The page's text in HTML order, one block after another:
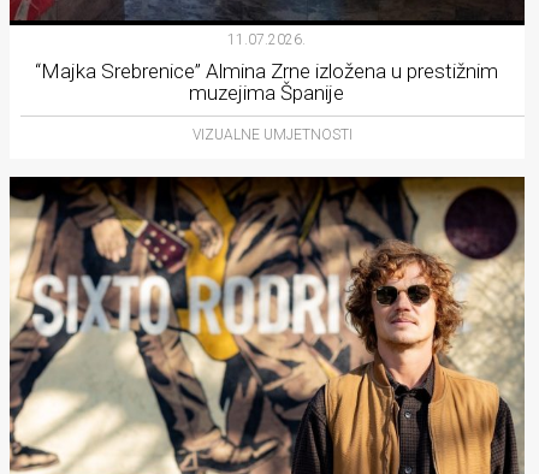
11.07.2026.
“Majka Srebrenice” Almina Zrne izložena u prestižnim
muzejima Španije
VIZUALNE UMJETNOSTI